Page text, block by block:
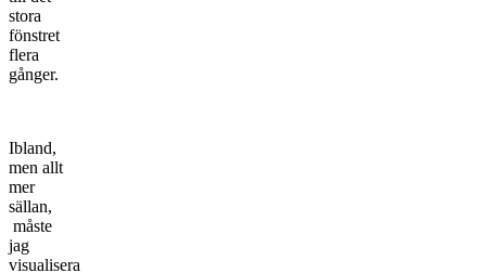
stora
fönstret
flera
gånger.
Ibland,
men allt
mer
sällan,
måste
jag
visualisera